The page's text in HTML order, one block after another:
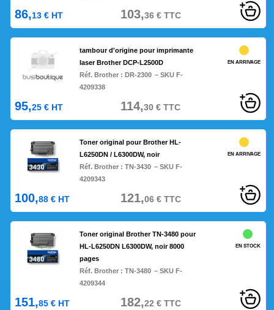
86,13 € HT 103,36€TTC
tambour d'origine pour imprimante
laser Brother DCP-L2500D
Réf. Brother :DR-2300 – SKU F-
4209338
EN ARRIVAGE
95,25 € HT 114,30€TTC
Toner original pour Brother HL-
L6250DN / L6300DW, noir
Réf. Brother :TN-3430 – SKU F-
4209343
EN ARRIVAGE
100,88 € HT 121,06€TTC
Toner original Brother TN-3480 pour
HL-L6250DN L6300DW, noir 8000
pages
Réf. Brother :TN-3480 – SKU F-
4209344
EN STOCK
151,85 € HT 182,22 €TTC